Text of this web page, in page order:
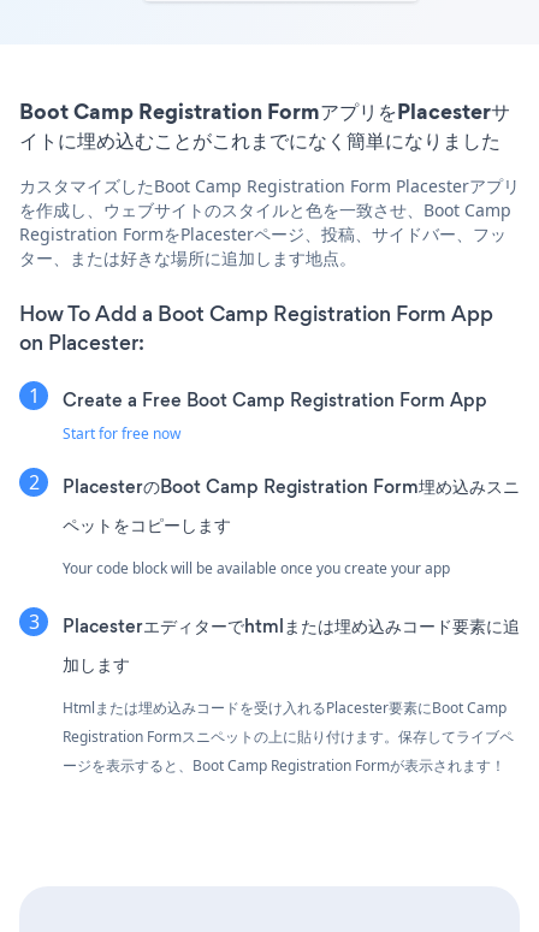
Boot Camp Registration FormアプリをPlacesterサ
イトに埋め込むことがこれまでになく簡単になりました
カスタマイズしたBoot Camp Registration Form Placesterアプリ
を作成し、ウェブサイトのスタイルと色を一致させ、Boot Camp
Registration FormをPlacesterページ、投稿、サイドバー、フッ
ター、または好きな場所に追加します地点。
How To Add a Boot Camp Registration Form App
on Placester:
Create a Free Boot Camp Registration Form App
Start for free now
PlacesterのBoot Camp Registration Form埋め込みスニ
ペットをコピーします
Your code block will be available once you create your app
Placesterエディターでhtmlまたは埋め込みコード要素に追
加します
Htmlまたは埋め込みコードを受け入れるPlacester要素にBoot Camp
Registration Formスニペットの上に貼り付けます。保存してライブペ
ージを表示すると、Boot Camp Registration Formが表示されます！